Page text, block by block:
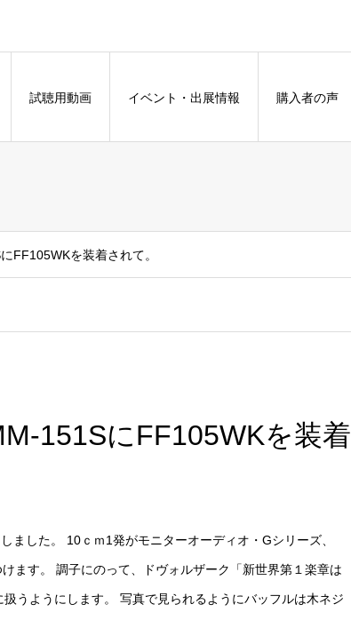
試聴用動画 イベント・出展情報 購入者の声
を装着されて。
151SにFF105WKを装着
した。 10ｃｍ1発がモニターオーディオ・Gシリーズ、
ます。 調子にのって、ドヴォルザーク「新世界第１楽章は
うようにします。 写真で見られるようにバッフルは木ネジ